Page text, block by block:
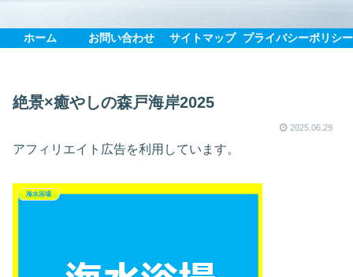
ホーム お問い合わせ サイトマップ プライバシーポリシー
絶景×癒やしの森戸海岸2025
2025.06.29
アフィリエイト広告を利用しています。
海水浴場